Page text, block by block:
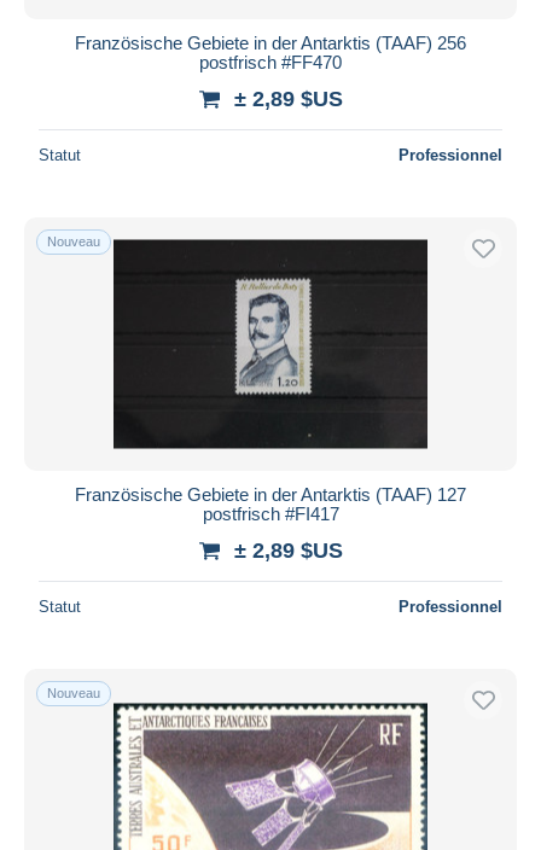
Französische Gebiete in der Antarktis (TAAF) 256
postfrisch #FF470
± 2,89 $US
Statut Professionnel
Nouveau
Französische Gebiete in der Antarktis (TAAF) 127
postfrisch #FI417
± 2,89 $US
Statut Professionnel
Nouveau